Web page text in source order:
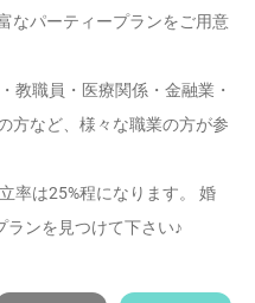
なパーティープランをご用意
教職員・医療関係・金融業・
方など、様々な職業の方が参
率は25%程になります。 婚
ランを見つけて下さい♪